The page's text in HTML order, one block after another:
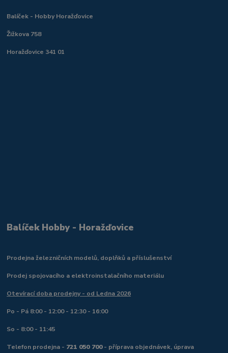
Balíček - Hobby Horažďovice
Žižkova 758
Horažďovice 341 01
Balíček Hobby - Horažďovice
Prodejna železničních modelů, doplňků a příslušenství
Prodej spojovacího a elektroinstalačního materiálu
Otevírací doba prodejny - od Ledna 2026
Po - Pá 8:00 - 12:00 - 12:30 - 16:00
So - 8:00 - 11:45
Telefon prodejna - 721 050 700- příprava objednávek, úprava